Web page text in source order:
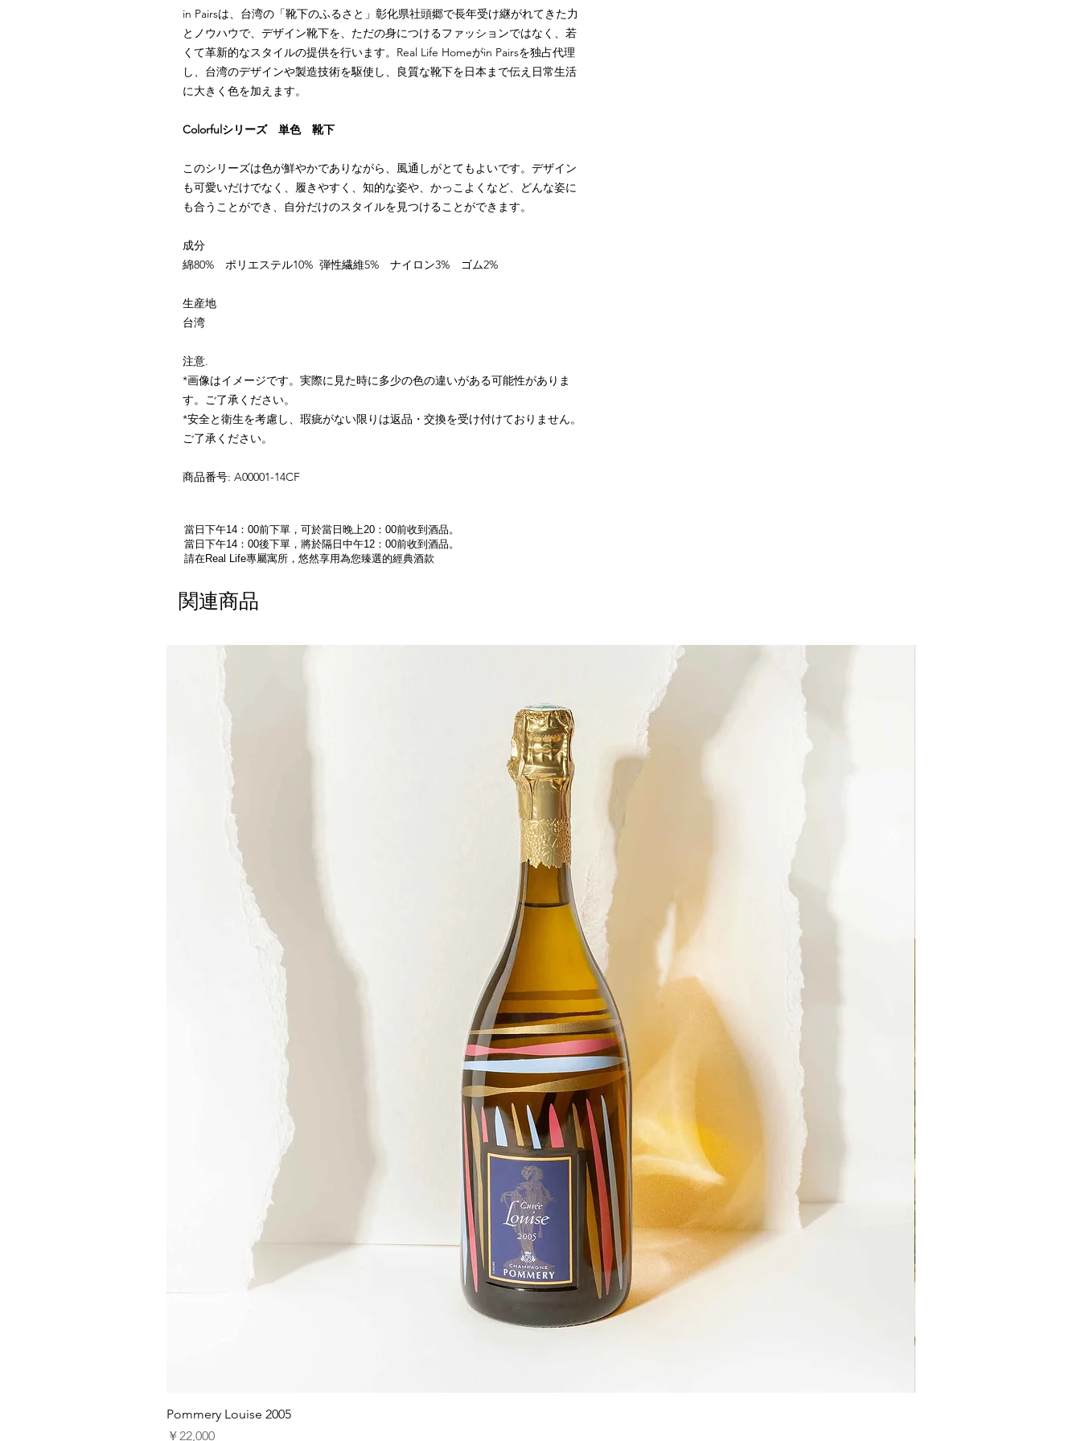
in Pairsは、台湾の「靴下のふるさと」彰化県社頭郷で長年受け継がれてきた力
とノウハウで、デザイン靴下を、ただの身につけるファッションではなく、若
くて革新的なスタイルの提供を行います。 Real Life Homeがin Pairsを独占代理
し、台湾のデザインや製造技術を駆使し、良質な靴下を日本まで伝え日常生活
に大きく色を加えます。
Colorfulシリーズ 単色 靴下
このシリーズは色が鮮やかでありながら、風通しがとてもよいです。デザイン
も可愛いだけでなく、履きやすく、知的な姿や、かっこよくなど、どんな姿に
も合うことができ、自分だけのスタイルを見つけることができます。
成分
綿80% ポリエステル10% 弾性繊維5% ナイロン3% ゴム2%
生産地
台湾
注意.
*画像はイメージです。実際に見た時に多少の色の違いがある可能性がありま
す。ご了承ください。
*安全と衛生を考慮し、瑕疵がない限りは返品・交換を受け付けておりません。
ご了承ください。
商品番号: A00001-14CF
當日下午14：00前下單，可於當日晚上20：00前收到酒品。
當日下午14：00後下單，將於隔日中午12：00前收到酒品。
請在Real Life專屬寓所，悠然享用為您臻選的經典酒款
関連商品
Pommery Louise 2005
価格
￥22,000